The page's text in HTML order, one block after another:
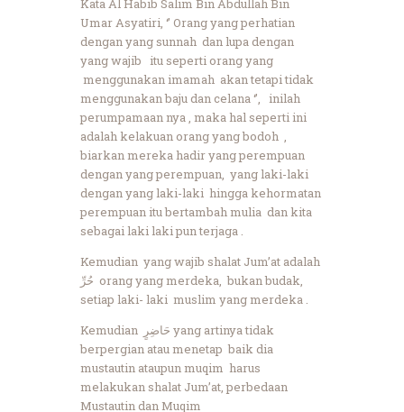
Kata Al Habib Salim Bin Abdullah Bin
Umar Asyatiri, ‘’ Orang yang perhatian
dengan yang sunnah dan lupa dengan
yang wajib itu seperti orang yang
menggunakan imamah akan tetapi tidak
menggunakan baju dan celana ‘’, inilah
perumpamaan nya , maka hal seperti ini
adalah kelakuan orang yang bodoh ,
biarkan mereka hadir yang perempuan
dengan yang perempuan, yang laki-laki
dengan yang laki-laki hingga kehormatan
perempuan itu bertambah mulia dan kita
sebagai laki laki pun terjaga .
Kemudian yang wajib shalat Jum’at adalah
حُرِّ orang yang merdeka, bukan budak,
setiap laki- laki muslim yang merdeka .
Kemudian حَاضِرٍ yang artinya tidak
berpergian atau menetap baik dia
mustautin ataupun muqim harus
melakukan shalat Jum’at, perbedaan
Mustautin dan Muqim